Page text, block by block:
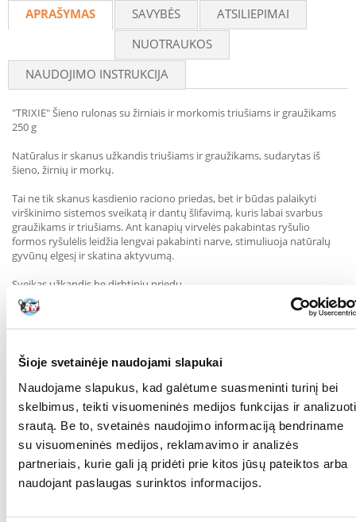
Šioje svetainėje naudojami slapukai
Naudojame slapukus, kad galėtume suasmeninti turinį bei
skelbimus, teikti visuomeninės medijos funkcijas ir analizuoti
srautą. Be to, svetainės naudojimo informaciją bendriname
su visuomeninės medijos, reklamavimo ir analizės
partneriais, kurie gali ją pridėti prie kitos jūsų pateiktos arba
naudojant paslaugas surinktos informacijos.
APRAŠYMAS SAVYBĖS
ATSILIEPIMAI
NUOTRAUKOS
NAUDOJIMO INSTRUKCIJA
"TRIXIE" Šieno rulonas su žirniais ir morkomis triušiams ir graužikams
250 g
Natūralus ir skanus užkandis triušiams ir graužikams, sudarytas iš
šieno, žirnių ir morkų.
Tai ne tik skanus kasdienio raciono priedas, bet ir būdas palaikyti
virškinimo sistemos sveikatą ir dantų šlifavimą, kuris labai svarbus
graužikams ir triušiams. Ant kanapių virvelės pakabintas ryšulio
formos ryšulėlis leidžia lengvai pakabinti narve, stimuliuoja natūralų
gyvūnų elgesį ir skatina aktyvumą.
Sveikas užkandis be dirbtinių priedų
Skatina aktyvumą ir natūralų kramtymą
Estetiška ir praktiška ryšulio forma
Puikiai paįvairina triušių ar graužikų racioną
Produkto savybės:
100% natūralūs ingredientai - šienas, žirniai, morkos
Be grūdų ir be pridėtinio cukraus
Surišta kanapių virve - lengva pakabinti narve
Idealiai tinka dantų griežimui